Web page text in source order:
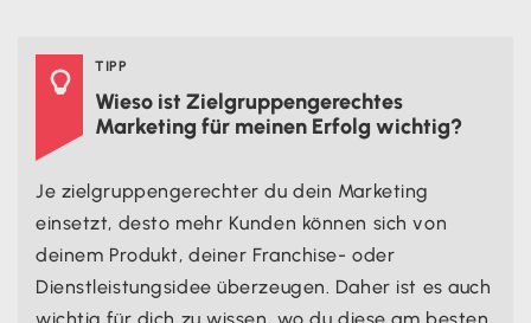
 TIPP
Wieso ist Zielgruppengerechtes
Marketing für meinen Erfolg wichtig?
Je zielgruppengerechter du dein Marketing
einsetzt, desto mehr Kunden können sich von
deinem Produkt, deiner Franchise- oder
Dienstleistungsidee überzeugen. Daher ist es auch